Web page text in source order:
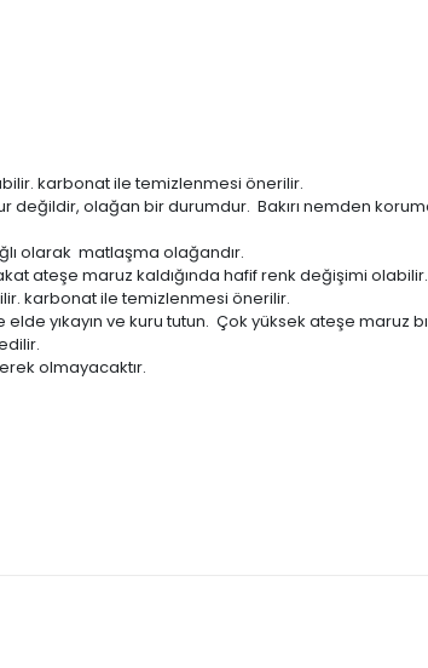
karbonat ile temizlenmesi önerilir.
değildir, olağan bir durumdur. Bakırı nemden
olarak matlaşma olağandır.
ateşe maruz kaldığında hafif renk değişimi olabilir.
karbonat ile temizlenmesi önerilir.
yıkayın ve kuru tutun. Çok yüksek ateşe maruz
olmayacaktır.